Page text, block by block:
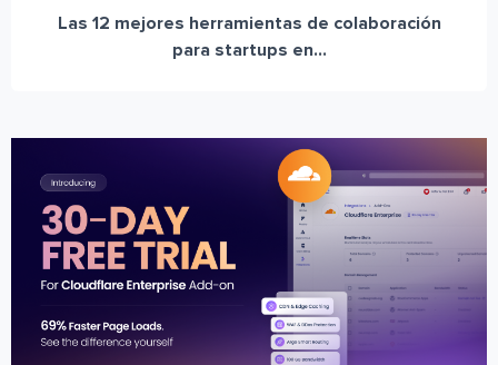
Las 12 mejores herramientas de colaboración
para startups en...